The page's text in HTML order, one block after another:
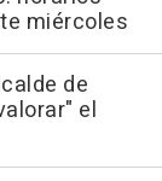
miércoles
de
el